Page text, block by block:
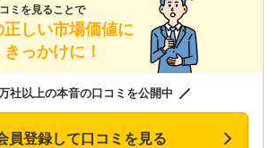
ミを見ることで
正しい市場価値に
っかけに！
社以上の本音の口コミを公開中
員登録して口コミを見る